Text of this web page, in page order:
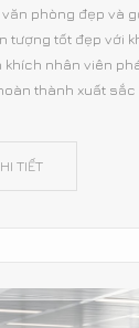
văn phòng đẹp và
tượng tốt đẹp với
khích nhân viên
thành xuất sắc
TIẾT